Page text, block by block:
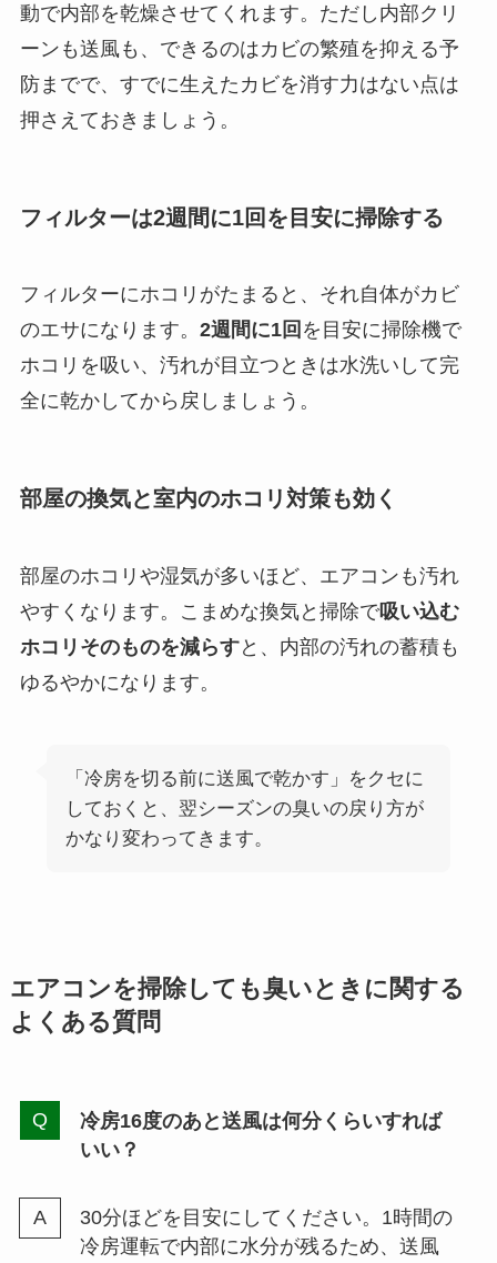
動で内部を乾燥させてくれます。ただし内部クリ
ーンも送風も、できるのはカビの繁殖を抑える予
防までで、すでに生えたカビを消す力はない点は
押さえておきましょう。
フィルターは2週間に1回を目安に掃除する
フィルターにホコリがたまると、それ自体がカビ
のエサになります。 2週間に1回 を目安に掃除機で
ホコリを吸い、汚れが目立つときは水洗いして完
全に乾かしてから戻しましょう。
部屋の換気と室内のホコリ対策も効く
部屋のホコリや湿気が多いほど、エアコンも汚れ
やすくなります。こまめな換気と掃除で吸い込む
ホコリそのものを減らすと、内部の汚れの蓄積も
ゆるやかになります。
「冷房を切る前に送風で乾かす」をクセに
しておくと、翌シーズンの臭いの戻り方が
かなり変わってきます。
エアコンを掃除しても臭いときに関する
よくある質問
冷房16度のあと送風は何分くらいすれば
いい？
30分ほどを目安にしてください。1時間の
冷房運転で内部に水分が残るため、送風